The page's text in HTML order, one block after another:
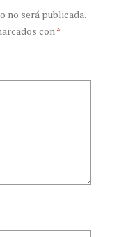
no será publicada.
con *